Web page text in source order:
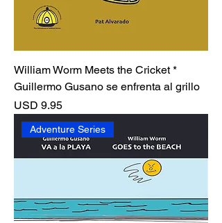
William Worm Meets the Cricket *
Guillermo Gusano se enfrenta al grillo
Precio
USD 9.95
Adventure Series